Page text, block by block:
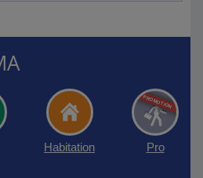
Habitation Pro